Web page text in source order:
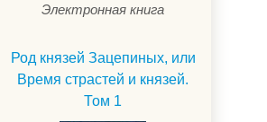
Электронная книга
Род князей Зацепиных, или
Время страстей и князей.
Том 1